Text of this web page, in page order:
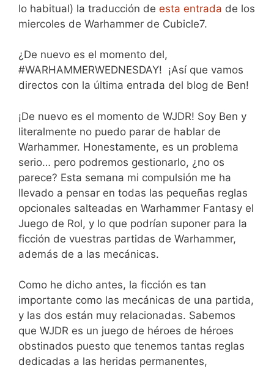
lo habitual) la traducción de esta entrada de los
miercoles de Warhammer de Cubicle7.
¿De nuevo es el momento del,
#WARHAMMERWEDNESDAY! ¡Así que vamos
directos con la última entrada del blog de Ben!
¡De nuevo es el momento de WJDR! Soy Ben y
literalmente no puedo parar de hablar de
Warhammer. Honestamente, es un problema
serio… pero podremos gestionarlo, ¿no os
parece? Esta semana mi compulsión me ha
llevado a pensar en todas las pequeñas reglas
opcionales salteadas en Warhammer Fantasy el
Juego de Rol, y lo que podrían suponer para la
ficción de vuestras partidas de Warhammer,
además de a las mecánicas.
Como he dicho antes, la ficción es tan
importante como las mecánicas de una partida,
y las dos están muy relacionadas. Sabemos
que WJDR es un juego de héroes de héroes
obstinados puesto que tenemos tantas reglas
dedicadas a las heridas permanentes,